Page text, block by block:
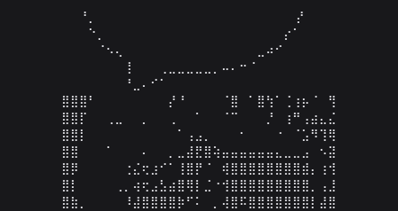
⠀⠀⠘⡀⠀⠀⠀⠀⠀⠀⠀⠀⠀⠀⠀⠀⠀⠀⠀⠀⠀⠀⠀⠀⠀⠀ ⡜⠀⠀⠀
⠀⠀⠀⠑⡀⠀⠀⠀⠀⠀⠀⠀⠀⠀⠀⠀⠀⠀⠀⠀⠀⠀⠀⠀⠀⡔⠁⠀⠀⠀
⠀⠀⠀⠀⠈⠢⢄⠀⠀⠀⠀⠀⠀⠀⠀⠀⠀⠀⠀⠀⠀⠀⣀⠴⠊⠀⠀⠀⠀⠀
⠀⠀⠀⠀⠀⠀⠀⢸⠀⠀⠀⢀⣀⣀⣀⣀⣀⡀⠤⠄⠒⠈⠀⠀⠀⠀⠀⠀⠀⠀
⠀⠀⠀⠀⠀⠀⠀⠘⣀⠄⠊⠁⠀⠀⠀⠀⠀⠀⠀⠀⠀⠀⠀⠀⠀⠀⠀⠀⠀⠀
⣿⣿⣿⠃⠀⠀⠀⠀⠀⠀⠀⠀⡜⠘⠀⠀⠀⠀⠈⣿⠀⠁⣿⢳⠁⢈⢰⡦⠈⠀⢻
⣿⣿⡏⠀⠀⢀⣀⠀⠀⡀⠀⠀⢀⠀⠀⠁⠀⠀⠈⠉⠀⠀⠀⡘⠀⢰⠛⢠⣴⣄⣌
⣿⣿⡇⠀⠀⠀⠀⠀⠀⠀⠀⠀⠀⠁⢠⣠⡀⠀⠀⠀⠂⠀⠀⠀⠐⠀⠈⣡⠻⢹⢿
⣿⣿⠀⠀⠀⠁⠀⠀⠀⠄⠀⠀⡀⣀⣼⣟⣿⢵⣤⣤⣤⣤⣤⣤⣄⣀⣀⣠⠀⠢⣽
⣿⡿⠀⠀⠀⠀⠀⢐⣌⢖⣰⠊⠁⢸⣿⡟⠈⠀⢾⣿⣿⣿⣿⣿⣿⣿⣿⣾⡄⢰⢺
⣿⡇⠀⠀⠀⠀⢀⡀⢴⢖⣠⣣⣴⣿⢿⡇⣈⠐⢺⣿⣿⣿⣿⣿⣿⣿⣿⣿⡀⢠⣸
⣿⣷⡀⠀⠀⠀⠀⠸⣼⣿⣿⣿⣿⡷⠋⠅⠀⡀⢼⣿⠯⣿⣿⣿⣿⣿⣿⣿⡇⣼⣿